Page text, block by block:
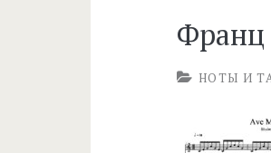
Франц
НОТЫ И